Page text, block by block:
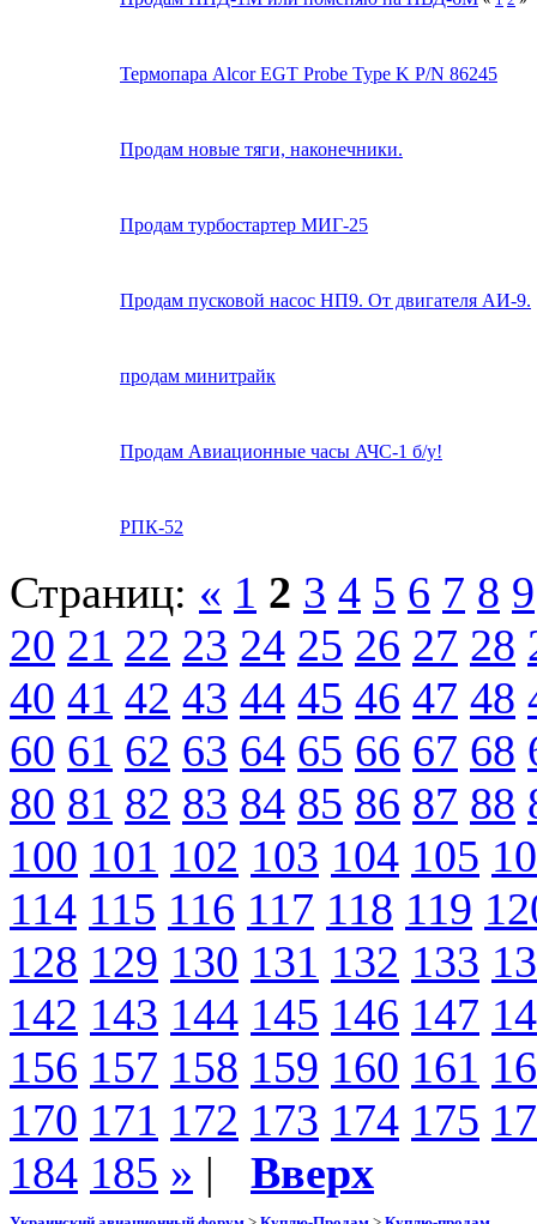
Термопара Alcor EGT Probe Type K P/N 86245
Продам новые тяги, наконечники.
Продам турбостартер МИГ-25
Продам пусковой насос НП9. От двигателя АИ-9.
продам минитрайк
Продам Авиационные часы АЧС-1 б/у!
РПК-52
Страниц: « 1 2 3 4 5 6 7 8 9
20 21 22 23 24 25 26 27 28
40 41 42 43 44 45 46 47 48
60 61 62 63 64 65 66 67 68
80 81 82 83 84 85 86 87 88
100 101 102 103 104 105
114 115 116 117 118 119
128 129 130 131 132 133
142 143 144 145 146 147
156 157 158 159 160 161
170 171 172 173 174 175
184 185 » | Вверх